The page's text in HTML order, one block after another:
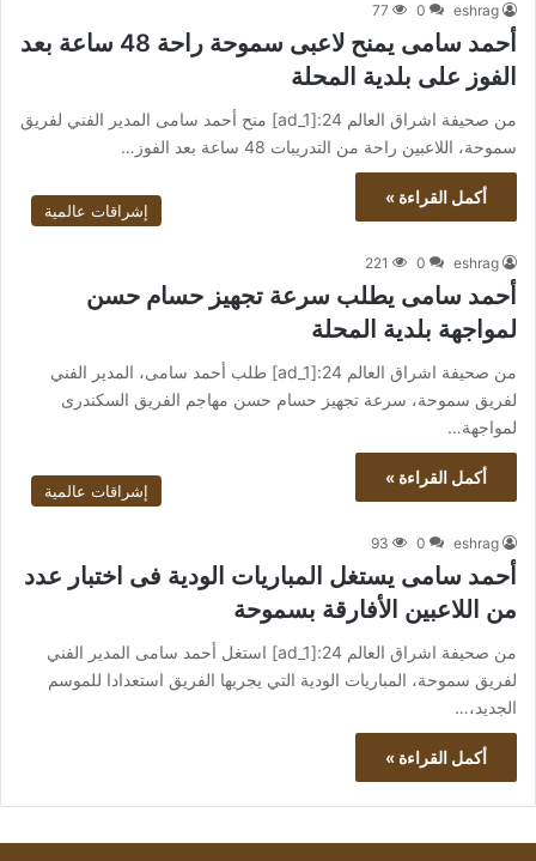
eshrag
0
77
أحمد سامى يمنح لاعبى سموحة راحة 48 ساعة بعد
الفوز على بلدية المحلة
من صحيفة اشراق العالم 24:[ad_1] منح أحمد سامى المدير الفني لفريق
سموحة، اللاعبين راحة من التدريبات 48 ساعة بعد الفوز…
أكمل القراءة »
إشراقات عالمية
eshrag
0
221
أحمد سامى يطلب سرعة تجهيز حسام حسن
لمواجهة بلدية المحلة
من صحيفة اشراق العالم 24:[ad_1] طلب أحمد سامى، المدير الفني
لفريق سموحة، سرعة تجهيز حسام حسن مهاجم الفريق السكندرى
لمواجهة…
أكمل القراءة »
إشراقات عالمية
eshrag
0
93
أحمد سامى يستغل المباريات الودية فى اختبار عدد
من اللاعبين الأفارقة بسموحة
من صحيفة اشراق العالم 24:[ad_1] استغل أحمد سامى المدير الفني
لفريق سموحة، المباريات الودية التي يجريها الفريق استعدادا للموسم
الجديد،…
أكمل القراءة »